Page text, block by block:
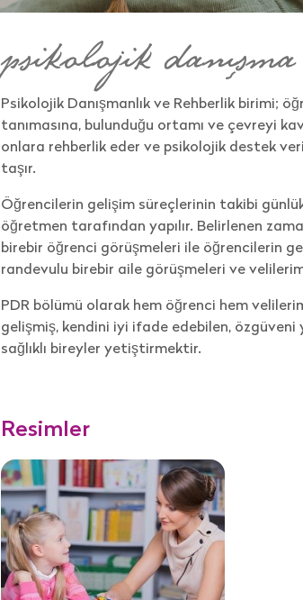
psikolojik
Psikolojik Danışmanlık ve Rehberlik birimi;
tanımasına, bulunduğu ortamı ve çevreyi
onlara rehberlik eder ve psikolojik destek
taşır.
Öğrencilerin gelişim süreçlerinin takibi
öğretmen tarafından yapılır. Belirlenen
birebir öğrenci görüşmeleri ile öğrencilerin
randevulu birebir aile görüşmeleri ve
PDR bölümü olarak hem öğrenci hem
gelişmiş, kendini iyi ifade edebilen,
sağlıklı bireyler yetiştirmektir.
Resimler